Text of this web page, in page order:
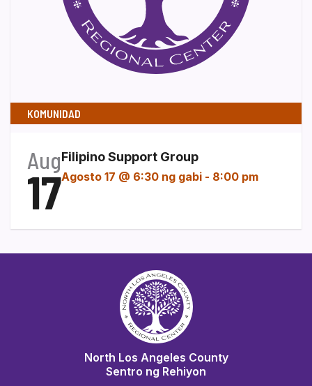
KOMUNIDAD
Aug
17
Filipino Support Group
Agosto 17 @ 6:30 ng gabi - 8:00 pm
North Los Angeles County
Sentro ng Rehiyon